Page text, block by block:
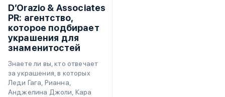
D’Orazio & Associates
PR: агентство,
которое подбирает
украшения для
знаменитостей
Знаете ли вы, кто отвечает
за украшения, в которых
Леди Гага, Рианна,
Анджелина Джоли, Кара